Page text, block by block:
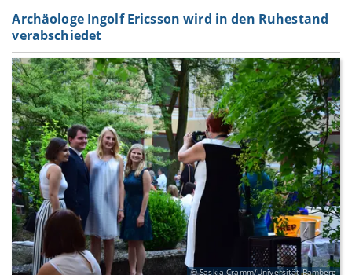
Archäologe Ingolf Ericsson wird in den Ruhestand
verabschiedet
Saskia Cramm/Universität Bamberg